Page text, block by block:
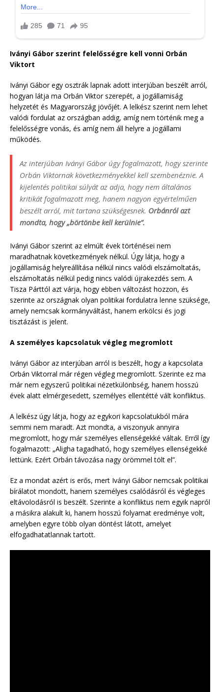
Iványi Gábor szerint felelősségre kell vonni Orbán
Viktort
Iványi Gábor egy osztrák lapnak adott interjúban beszélt arról,
hogyan látja ma Orbán Viktor szerepét, a jogállamiság
helyzetét és Magyarország jövőjét. A lelkész szerint nem lehet
valódi fordulat az országban addig, amíg nem történik meg a
felelősségre vonás, és amíg nem áll helyre a jogállami
működés.
Az interjúban Iványi Gábor úgy fogalmazott, hogy szerinte
Orbán Viktornak következményekkel kell szembenéznie. A
kijelentés politikai súlyát az adja, hogy nem általános
kritikát fogalmazott meg, hanem nagyon egyértelműen
beszélt arról, mit tartana szükségesnek. Orbánról azt
mondta, hogy „börtönbe kell kerülnie”.
Iványi Gábor szerint az elmúlt évek történései nem
maradhatnak következmények nélkül. Úgy látja, hogy a
jogállamiság helyreállítása nélkül nincs valódi elszámoltatás,
elszámoltatás nélkül pedig nincs valódi újrakezdés sem. A
Tisza Párttól azt várja, hogy ebben változást hozzon, és
szerinte az országnak olyan politikai fordulatra lenne szüksége,
amely nemcsak kormányváltást, hanem erkölcsi és jogi
tisztázást is jelent.
A személyes kapcsolatuk végleg megromlott
Iványi Gábor az interjúban arról is beszélt, hogy a kapcsolata
Orbán Viktorral már régen végleg megromlott. Szerinte ez ma
már nem egyszerű politikai nézetkülönbség, hanem hosszú
évek alatt elmérgesedett, személyes ellentétté vált konfliktus.
A lelkész úgy látja, hogy az egykori kapcsolatukból mára
semmi nem maradt. Azt mondta, a viszonyuk annyira
megromlott, hogy már személyes ellenségekké váltak. Erről így
fogalmazott: „Aligha tagadható, hogy személyes ellenségekké
lettünk. Ezért Orbán távozása nagy örömmel tölt el”.
Ez a mondat azért is erős, mert Iványi Gábor nemcsak politikai
bírálatot mondott, hanem személyes csalódásról és végleges
eltávolodásról is beszélt. Szerinte a konfliktus nem egyik napról
a másikra alakult ki, hanem hosszú folyamat eredménye volt,
amelyben egyre több olyan döntést látott, amelyet
elfogadhatatlannak tartott.